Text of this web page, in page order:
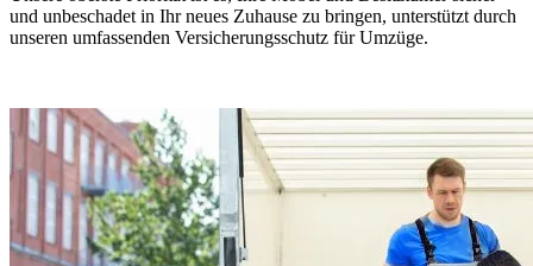
und unbeschadet in Ihr neues Zuhause zu bringen, unterstützt durch
unseren umfassenden Versicherungsschutz für Umzüge.